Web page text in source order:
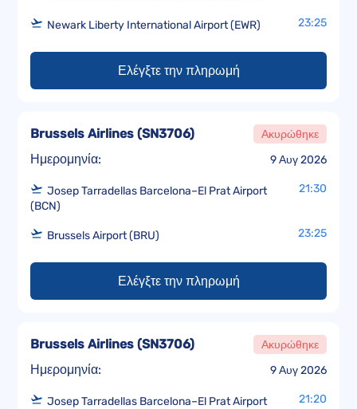
Newark Liberty International Airport (EWR) 23:25
Ελέγξτε την πληρωμή
Ημερομηνία: 9 Αυγ 2026
Brussels Airlines (SN3706) Ακυρώθηκε
Josep Tarradellas Barcelona–El Prat Airport
(BCN)
21:30
Brussels Airport (BRU) 23:25
Ελέγξτε την πληρωμή
Ημερομηνία: 9 Αυγ 2026
Brussels Airlines (SN3706) Ακυρώθηκε
Josep Tarradellas Barcelona–El Prat Airport
21:20